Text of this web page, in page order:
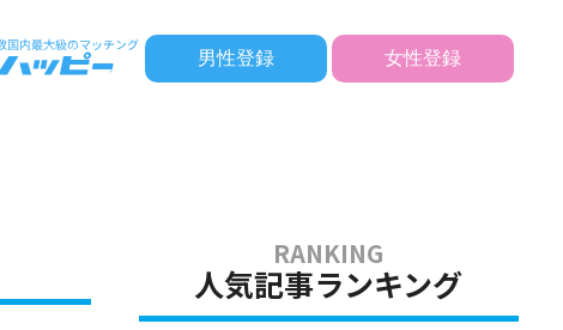
男性登録 女性登録
人気記事ランキング